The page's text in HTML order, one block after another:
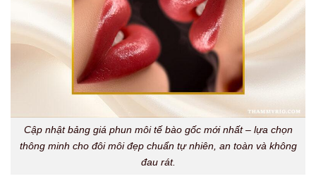
Cập nhật bảng giá phun môi tế bào gốc mới nhất – lựa chọn
thông minh cho đôi môi đẹp chuẩn tự nhiên, an toàn và không
đau rát.